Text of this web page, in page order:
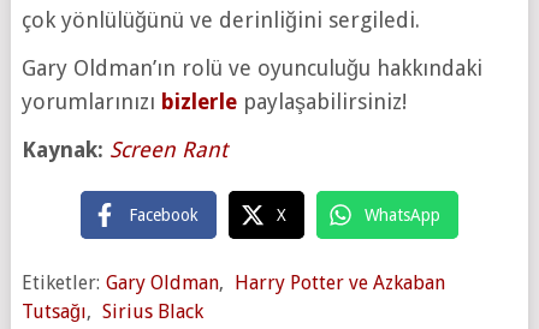
çok yönlülüğünü ve derinliğini sergiledi.
Gary Oldman’ın rolü ve oyunculuğu hakkındaki
yorumlarınızı bizlerlepaylaşabilirsiniz!
Kaynak: Screen Rant
Facebook X WhatsApp
Etiketler: Gary Oldman, Harry Potter ve Azkaban
Tutsağı, Sirius Black